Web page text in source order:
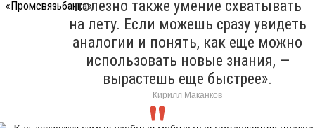
полезно также умение схватывать
на лету. Если можешь сразу увидеть
аналогии и понять, как еще можно
использовать новые знания, —
вырастешь еще быстрее».
Кирилл Маканков